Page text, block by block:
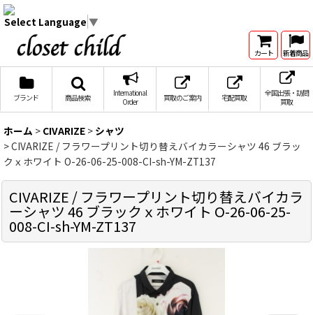
Select Language ▼
カート 新着商品
ブランド 商品検索
International
Order
買取のご案内 宅配買取
全国出張・訪問
買取
ホーム > CIVARIZE > シャツ
>CIVARIZE / フラワープリント切り替えバイカラーシャツ 46 ブラッ
クｘホワイト O-26-06-25-008-CI-sh-YM-ZT137
CIVARIZE / フラワープリント切り替えバイカラ
ーシャツ 46 ブラックｘホワイト O-26-06-25-
008-CI-sh-YM-ZT137